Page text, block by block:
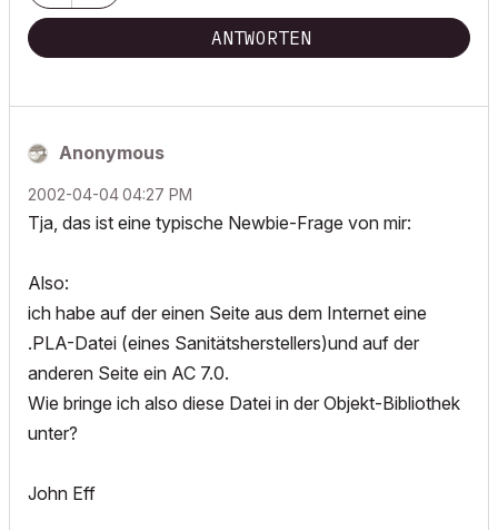
ANTWORTEN
Anonymous
‎2002-04-0404:27 PM
Tja, das ist eine typische Newbie-Frage von mir:
Also:
ich habe auf der einen Seite aus dem Internet eine
.PLA-Datei (eines Sanitätsherstellers)und auf der
anderen Seite ein AC 7.0.
Wie bringe ich also diese Datei in der Objekt-Bibliothek
unter?
John Eff